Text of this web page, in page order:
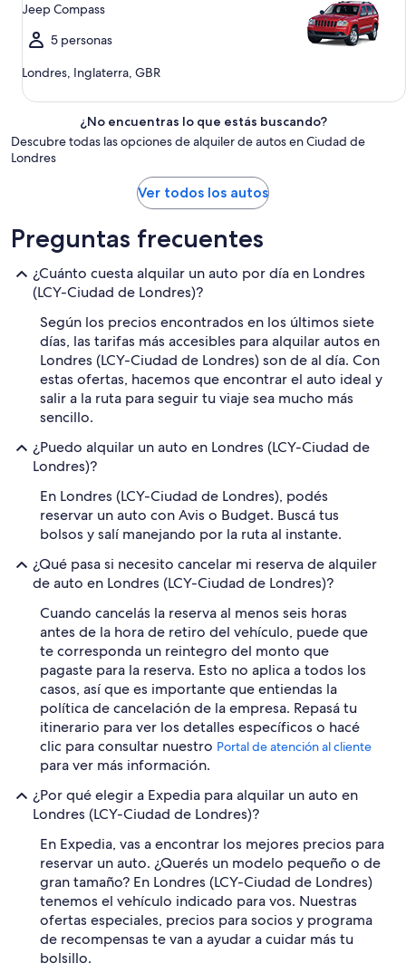
Jeep Compass
5 personas
Londres, Inglaterra, GBR
¿No encuentras lo que estás buscando?
Descubre todas las opciones de alquiler de autos en Ciudad de
Londres
Ver todos los autos
Preguntas frecuentes
¿Cuánto cuesta alquilar un auto por día en Londres
(LCY-Ciudad de Londres)?
Según los precios encontrados en los últimos siete
días, las tarifas más accesibles para alquilar autos en
Londres (LCY-Ciudad de Londres) son de al día. Con
estas ofertas, hacemos que encontrar el auto ideal y
salir a la ruta para seguir tu viaje sea mucho más
sencillo.
¿Puedo alquilar un auto en Londres (LCY-Ciudad de
Londres)?
En Londres (LCY-Ciudad de Londres), podés
reservar un auto con Avis o Budget. Buscá tus
bolsos y salí manejando por la ruta al instante.
¿Qué pasa si necesito cancelar mi reserva de alquiler
de auto en Londres (LCY-Ciudad de Londres)?
Cuando cancelás la reserva al menos seis horas
antes de la hora de retiro del vehículo, puede que
te corresponda un reintegro del monto que
pagaste para la reserva. Esto no aplica a todos los
casos, así que es importante que entiendas la
política de cancelación de la empresa. Repasá tu
itinerario para ver los detalles específicos o hacé
clic para consultar nuestro Portal de atención al cliente
para ver más información.
¿Por qué elegir a Expedia para alquilar un auto en
Londres (LCY-Ciudad de Londres)?
En Expedia, vas a encontrar los mejores precios para
reservar un auto. ¿Querés un modelo pequeño o de
gran tamaño? En Londres (LCY-Ciudad de Londres)
tenemos el vehículo indicado para vos. Nuestras
ofertas especiales, precios para socios y programa
de recompensas te van a ayudar a cuidar más tu
bolsillo.